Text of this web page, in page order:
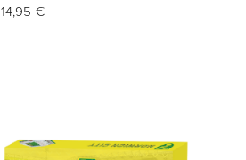
14,95 €